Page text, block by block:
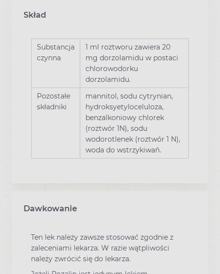
Skład
Substancja
czynna
1 ml roztworu zawiera 20
mg dorzolamidu w postaci
chlorowodorku
dorzolamidu.
Pozostałe
składniki
mannitol, sodu cytrynian,
hydroksyetyloceluloza,
benzalkoniowy chlorek
(roztwór 1N), sodu
wodorotlenek (roztwór 1 N),
woda do wstrzykiwań.
Dawkowanie
Ten lek należy zawsze stosować zgodnie z
zaleceniami lekarza. W razie wątpliwości
należy zwrócić się do lekarza.